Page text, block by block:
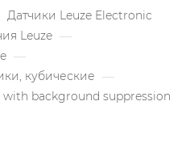
Датчики Leuze Electronic
Leuze —
—
кубические —
with background suppression